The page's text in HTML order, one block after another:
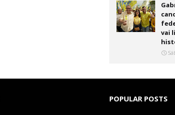
vai
POPULAR POSTS